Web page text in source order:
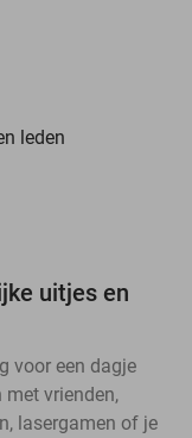
leden
uitjes en
voor een dagje
vrienden,
lasergamen of je